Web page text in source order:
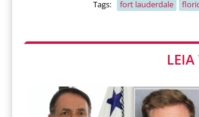
Tags: fort lauderdale